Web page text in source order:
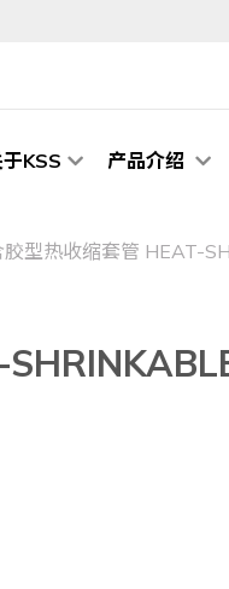
于KSS 产品介绍
胶型热收缩套管 HEAT-